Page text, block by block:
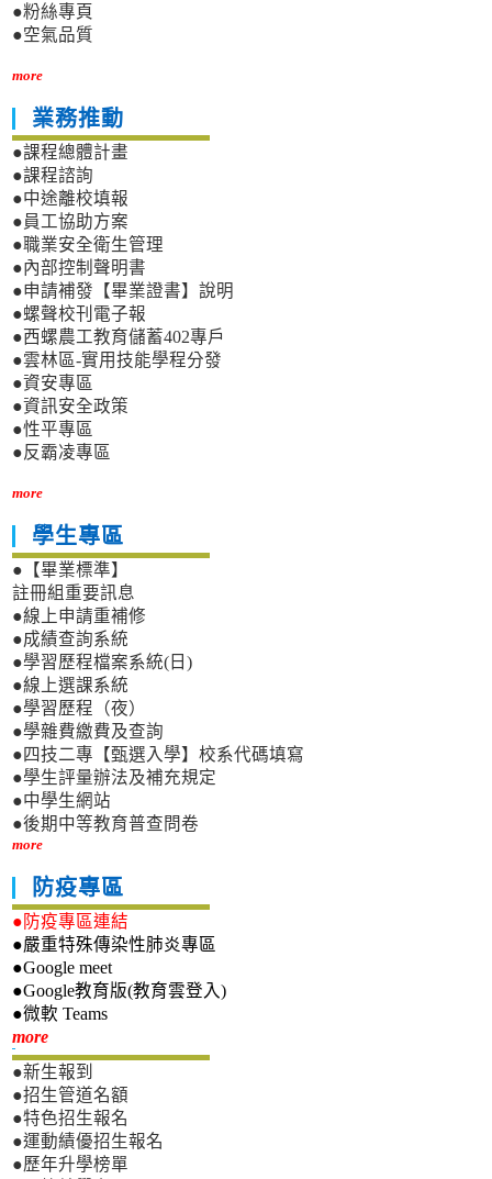
●粉絲專頁
●空氣品質
more
業務推動
●課程總體計畫
●課程諮詢
●中途離校填報
●員工協助方案
●職業安全衛生管理
●內部控制聲明書
●申請補發【畢業證書】說明
●螺聲校刊電子報
●西螺農工教育儲蓄402專戶
●雲林區-實用技能學程分發
●資安專區
●資訊安全政策
●性平專區
●反霸凌專區
more
學生專區
●【畢業標準】
註冊組重要訊息
●線上申請重補修
●成績查詢系統
●學習歷程檔案系統(日)
●線上選課系統
●學習歷程（夜）
●學雜費繳費及查詢
●四技二專【甄選入學】校系代碼填寫
●學生評量辦法及補充規定
●中學生網站
●後期中等教育普查問卷
more
防疫專區
●防疫專區連結
●嚴重特殊傳染性肺炎專區
●Google meet
●Google教育版(教育雲登入)
●微軟 Teams
more新生專區
●新生報到
●招生管道名額
●特色招生報名
●運動績優招生報名
●歷年升學榜單